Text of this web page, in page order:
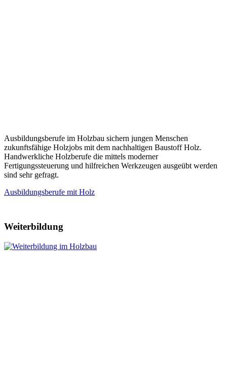
Ausbildungsberufe im Holzbau sichern jungen Menschen
zukunftsfähige Holzjobs mit dem nachhaltigen Baustoff Holz.
Handwerkliche Holzberufe die mittels moderner
Fertigungssteuerung und hilfreichen Werkzeugen ausgeübt werden
sind sehr gefragt.
Ausbildungsberufe mit Holz
Weiterbildung